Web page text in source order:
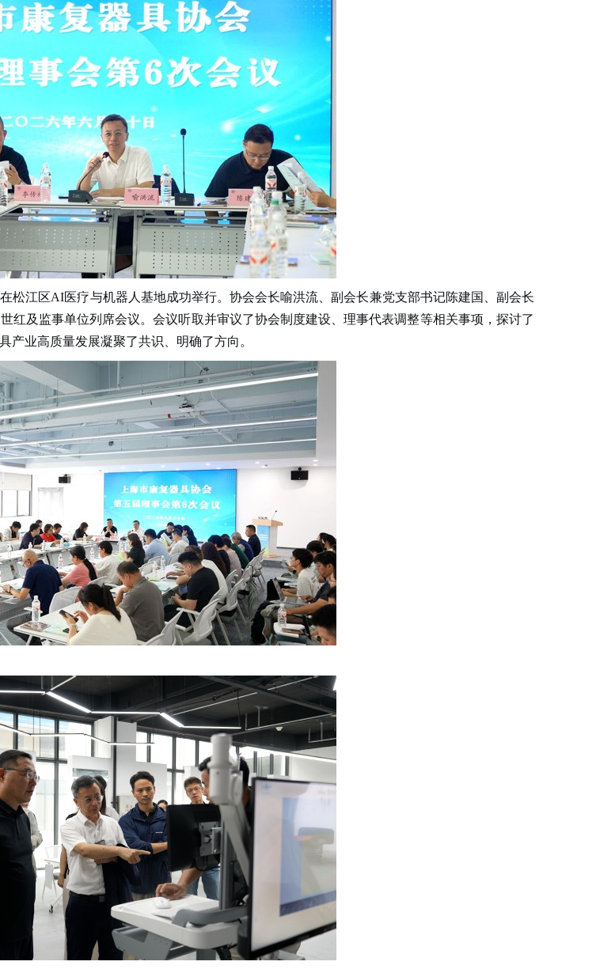
松江区AI医疗与机器人基地成功举行。协会会长喻洪流、副会长兼党支部书记陈建国、副会长
红及监事单位列席会议。会议听取并审议了协会制度建设、理事代表调整等相关事项，探讨了
业高质量发展凝聚了共识、明确了方向。